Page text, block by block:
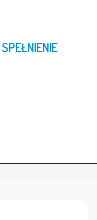
SPEŁNIENIE